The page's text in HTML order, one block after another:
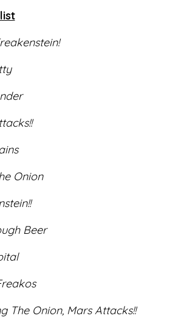
Onion
Beer
The Onion, Mars Attacks!!